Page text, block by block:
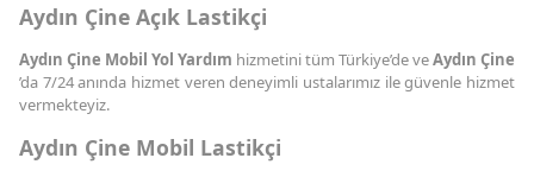
Aydın Çine Açık Lastikçi
Aydın Çine Mobil Yol Yardım hizmetini tüm Türkiye’de veAydın Çine
’da 7/24 anında hizmet veren deneyimli ustalarımız ile güvenle hizmet
vermekteyiz.
Aydın Çine Mobil Lastikçi